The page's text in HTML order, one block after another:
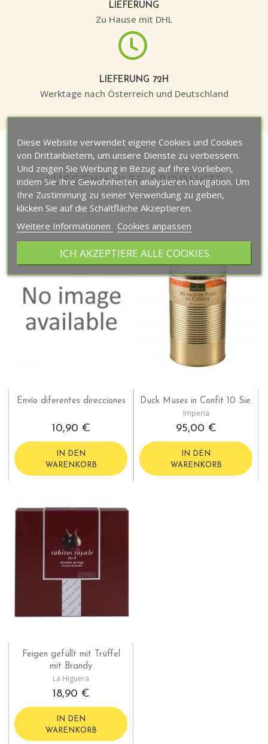
LIEFERUNG
Zu Hause mit DHL
LIEFERUNG 72H
Werktage nach Österreich und Deutschland
AUSGEWÄHLTE PRODUKTE
Envío diferentes direcciones
10,90 €
IN DEN
WARENKORB
Duck Muses in Confit 10 Sie.
Imperia
95,00 €
IN DEN
WARENKORB
Feigen gefüllt mit Trüffel
mit Brandy
La Higuera
18,90 €
IN DEN
WARENKORB
Diese Website verwendet eigene Cookies und Cookies
von Drittanbietern, um unsere Dienste zu verbessern.
Und zeigen Sie Werbung in Bezug auf Ihre Vorlieben,
indem Sie Ihre Gewohnheiten analysieren navigation. Um
Ihre Zustimmung zu seiner Verwendung zu geben,
klicken Sie auf die Schaltfläche Akzeptieren.
Weitere Informationen
Cookies anpassen
ICH AKZEPTIERE ALLE COOKIES